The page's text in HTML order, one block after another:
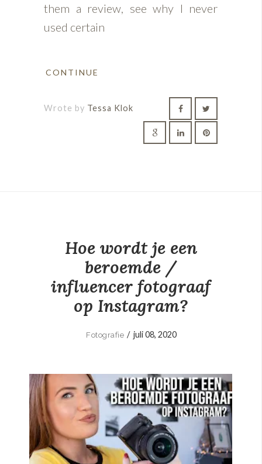
them a review, see why I never
used certain
CONTINUE
Wrote by Tessa Klok
Hoe wordt je een
beroemde /
influencer fotograaf
op Instagram?
Fotografie /juli 08, 2020